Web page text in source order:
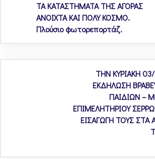
ΤΑ ΚΑΤΑΣΤΗΜΑΤΑ ΤΗΣ ΑΓΟΡΑΣ
ΑΝΟΙΧΤΑ ΚΑΙ ΠΟΛΥ ΚΟΣΜΟ.
Πλούσιο φωτορεπορτάζ.
ΤΗΝ ΚΥΡΙΑΚΗ
ΕΚΔΗΛΩΣΗ
ΠΑΙΔΙΩΝ –
ΕΠΙΜΕΛΗΤΗΡΙΟΥ
ΕΙΣΑΓΩΓΗ ΤΟΥΣ ΣΤΑ